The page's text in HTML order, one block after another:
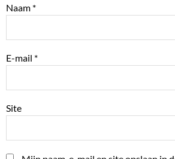
Naam *
E-mail *
Site